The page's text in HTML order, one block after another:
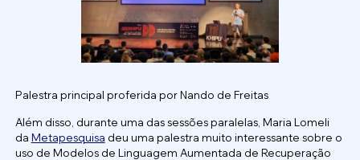
Palestra principal proferida por Nando de Freitas
Além disso, durante uma das sessões paralelas, Maria Lomeli
da Metapesquisa deu uma palestra muito interessante sobre o
uso de Modelos de Linguagem Aumentada de Recuperação